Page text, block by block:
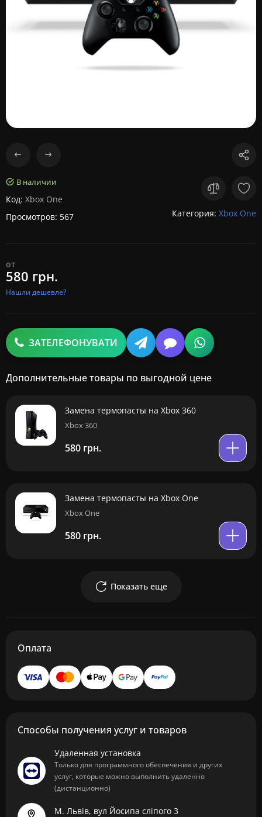
В наличии
Код: Xbox One
Просмотров: 567
Категория: Xbox One
от
580 грн.
Нашли дешевле?
ЗАТЕЛЕФОНУВАТИ
Дополнительные товары по выгодной цене
Замена термопасты на Xbox 360
Xbox 360
580 грн.
Замена термопасты на Xbox One
Xbox One
580 грн.
Показать еще
Оплата
Способы получения услуг и товаров
Удаленная установка
Только для программного обеспечения и других
услуг, которые можно выполнить удаленно
(дистанционно)
М. Львів, вул Йосипа сліпого 3